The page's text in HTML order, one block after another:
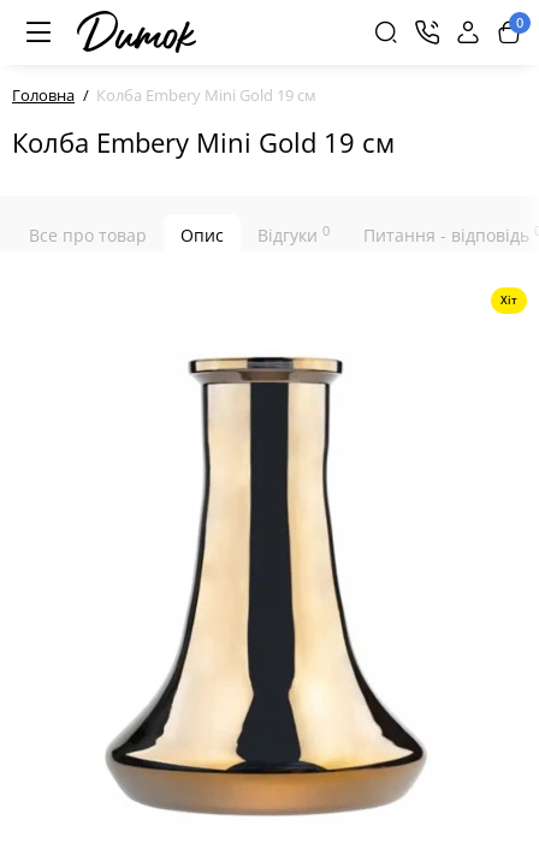
0
Головна Колба Embery Mini Gold 19 см
Колба Embery Mini Gold 19 см
Все про товар Опис Відгуки 0 Питання - відповідь
Хіт